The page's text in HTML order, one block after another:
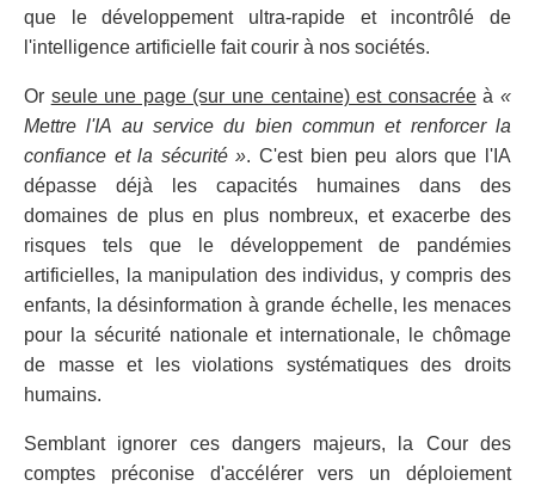
que le développement ultra-rapide et incontrôlé de
l'intelligence artificielle fait courir à nos sociétés.
Or seule une page (sur une centaine) est consacréeà«
Mettre l'IA au service du bien commun et renforcer la
confiance et la sécurité ». C'est bien peu alors que l'IA
dépasse déjà les capacités humaines dans des
domaines de plus en plus nombreux, et exacerbe des
risques tels que le développement de pandémies
artificielles, la manipulation des individus, y compris des
enfants, la désinformation à grande échelle, les menaces
pour la sécurité nationale et internationale, le chômage
de masse et les violations systématiques des droits
humains.
Semblant ignorer ces dangers majeurs, la Cour des
comptes préconise d'accélérer vers un déploiement